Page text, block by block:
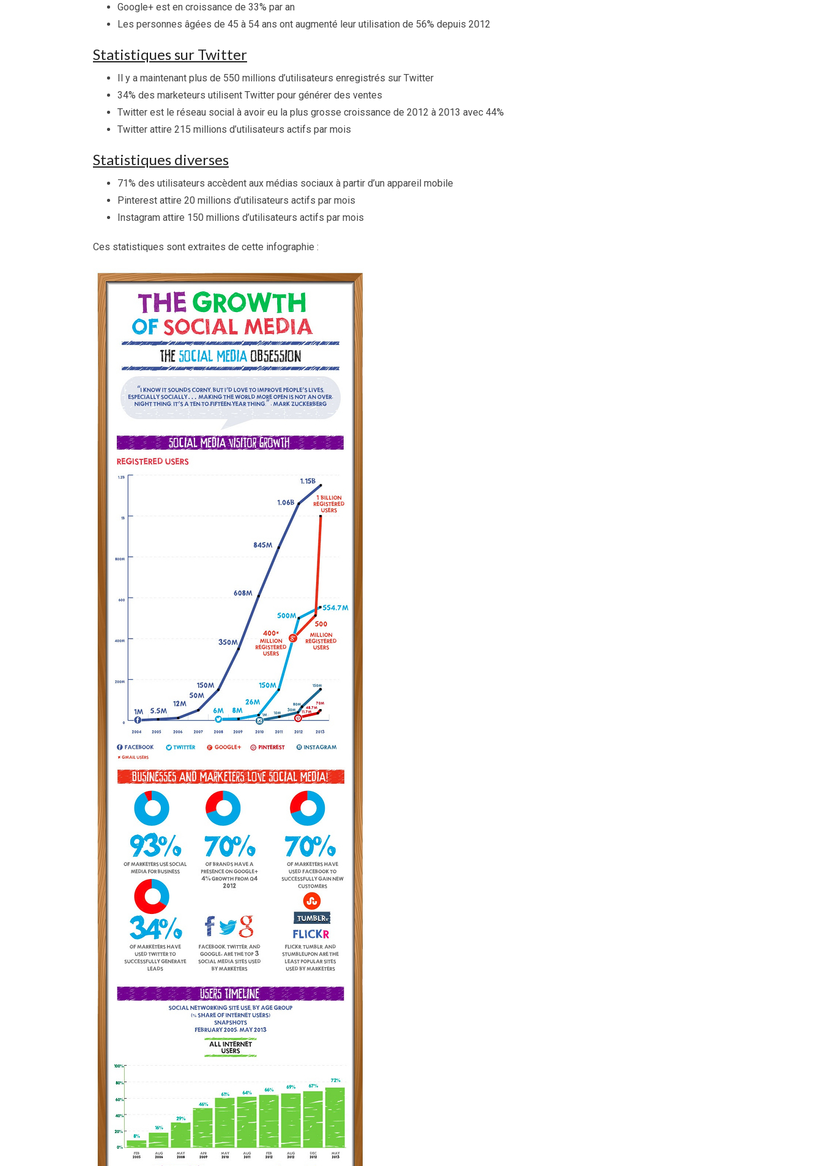
Google+ est en croissance de 33% par an
Les personnes âgées de 45 à 54 ans ont augmenté leur utilisation de 56% depuis 2012
Statistiques sur Twitter
Il y a maintenant plus de 550 millions d’utilisateurs enregistrés sur Twitter
34% des marketeurs utilisent Twitter pour générer des ventes
Twitter est le réseau social à avoir eu la plus grosse croissance de 2012 à 2013 avec 44%
Twitter attire 215 millions d’utilisateurs actifs par mois
Statistiques diverses
71% des utilisateurs accèdent aux médias sociaux à partir d’un appareil mobile
Pinterest attire 20 millions d’utilisateurs actifs par mois
Instagram attire 150 millions d’utilisateurs actifs par mois
Ces statistiques sont extraites de cette infographie :